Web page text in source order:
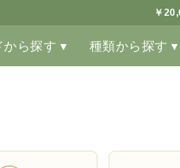
￥
から探す ▾ 種類から探す ▾